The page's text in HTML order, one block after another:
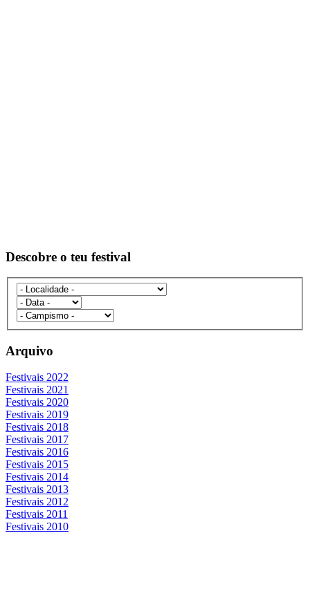
Descobre o teu festival
Arquivo
Festivais 2022
Festivais 2021
Festivais 2020
Festivais 2019
Festivais 2018
Festivais 2017
Festivais 2016
Festivais 2015
Festivais 2014
Festivais 2013
Festivais 2012
Festivais 2011
Festivais 2010